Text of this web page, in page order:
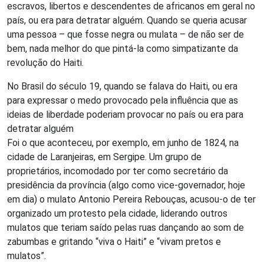
escravos, libertos e descendentes de africanos em geral no
país, ou era para detratar alguém. Quando se queria acusar
uma pessoa – que fosse negra ou mulata – de não ser de
bem, nada melhor do que pintá-la como simpatizante da
revolução do Haiti.
No Brasil do século 19, quando se falava do Haiti, ou era
para expressar o medo provocado pela influência que as
ideias de liberdade poderiam provocar no país ou era para
detratar alguém
Foi o que aconteceu, por exemplo, em junho de 1824, na
cidade de Laranjeiras, em Sergipe. Um grupo de
proprietários, incomodado por ter como secretário da
presidência da província (algo como vice-governador, hoje
em dia) o mulato Antonio Pereira Rebouças, acusou-o de ter
organizado um protesto pela cidade, liderando outros
mulatos que teriam saído pelas ruas dançando ao som de
zabumbas e gritando “viva o Haiti” e “vivam pretos e
mulatos”.